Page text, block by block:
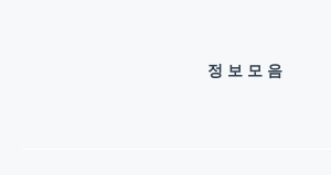
정보모음